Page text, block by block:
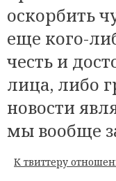
оскорбить
еще кого-
честь и
лица, либо
новости
мы вообще
К твиттеру